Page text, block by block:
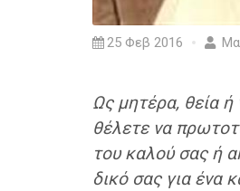
25 Φεβ 2016
Ως μητέρα, θεία ή
θέλετε να
του καλού σας ή
δικό σας για ένα